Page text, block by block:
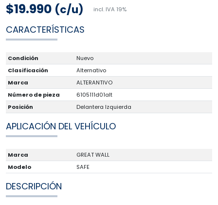
$19.990 (c/u) incl. IVA 19%
CARACTERÍSTICAS
Condición
Nuevo
Clasificación
Alternativo
Marca
ALTERANTIVO
Número de pieza
6105111d01alt
Posición
Delantera Izquierda
APLICACIÓN DEL VEHÍCULO
Marca
GREAT WALL
Modelo
SAFE
DESCRIPCIÓN